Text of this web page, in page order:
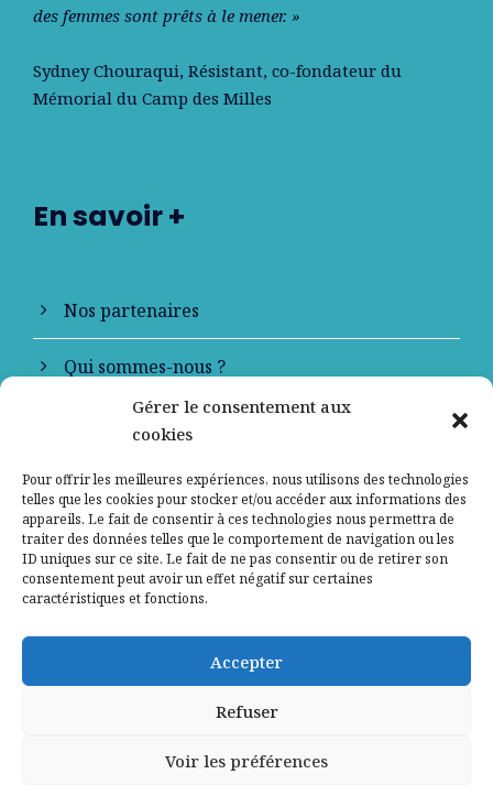
Gérer le consentement aux
cookies
Pour offrir les meilleures expériences, nous utilisons des technologies
telles que les cookies pour stocker et/ou accéder aux informations des
appareils. Le fait de consentir à ces technologies nous permettra de
traiter des données telles que le comportement de navigation ou les
ID uniques sur ce site. Le fait de ne pas consentir ou de retirer son
consentement peut avoir un effet négatif sur certaines
caractéristiques et fonctions.
Accepter
Refuser
Voir les préférences
des femmes sont prêts à le mener. »
Sydney Chouraqui, Résistant, co-fondateur du
Mémorial du Camp des Milles
En savoir +
Nos partenaires
Qui sommes-nous ?
Contactez-nous
Mentions légales
Politique de confidentialité